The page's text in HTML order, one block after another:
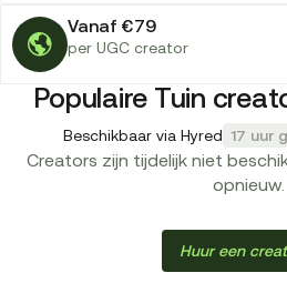
Vanaf €79
per UGC creator
Populaire Tuin
Beschikbaar via Hyred 17 uur
Creators zijn tijdelijk niet
opnieuw.
Huur een